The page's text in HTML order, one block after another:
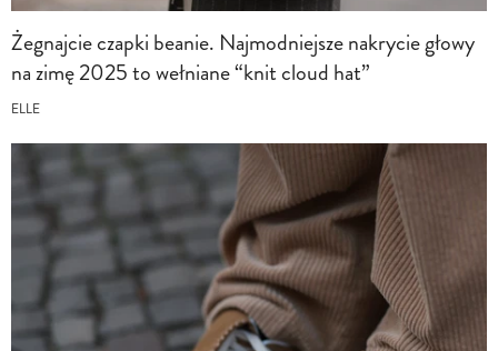
Żegnajcie czapki beanie. Najmodniejsze nakrycie głowy
na zimę 2025 to wełniane “knit cloud hat”
ELLE